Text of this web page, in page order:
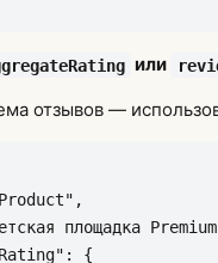
или
отзывов —